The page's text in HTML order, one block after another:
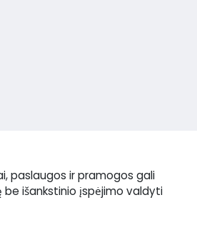
paslaugos ir pramogos gali
be išankstinio įspėjimo valdyti